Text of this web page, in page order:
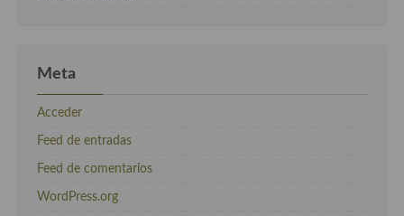
Meta
Acceder
Feed de entradas
Feed de comentarios
WordPress.org